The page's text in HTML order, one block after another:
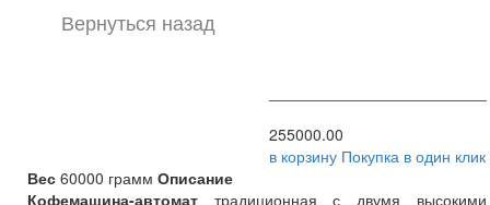
Вернуться назад
255000.00
в корзину Покупка в один клик
Вес 60000 грамм Описание
Кофемашина-автомат традиционная с двумя высокими